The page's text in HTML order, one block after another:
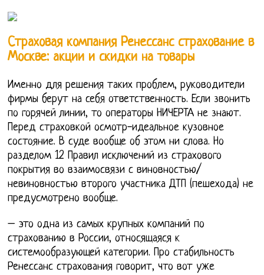
Страховая компания Ренессанс страхование в
Москве: акции и скидки на товары
Именно для решения таких проблем, руководители
фирмы берут на себя ответственность. Если звонить
по горячей линии, то операторы НИЧЕРТА не знают.
Перед страховкой осмотр-идеальное кузовное
состояние. В суде вообще об этом ни слова. Но
разделом 12 Правил исключений из страхового
покрытия во взаимосвязи с виновностью/
невиновностью второго участника ДТП (пешехода) не
предусмотрено вообще.
– это одна из самых крупных компаний по
страхованию в России, относящаяся к
системообразующей категории. Про стабильность
Ренессанс страхования говорит, что вот уже